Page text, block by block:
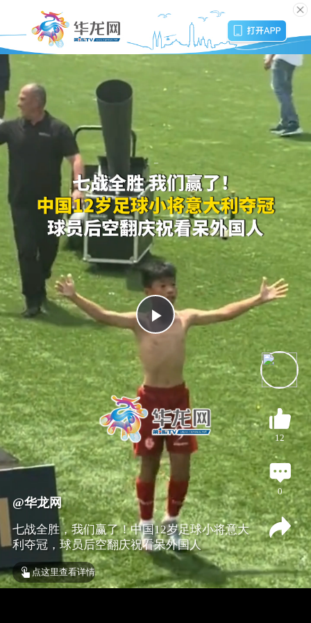
P
l
a
y
V
i
d
12
0
@华龙网
七战全胜，我们赢了！中国12岁足球小将意大
利夺冠，球员后空翻庆祝看呆外国人
点这里查看详情